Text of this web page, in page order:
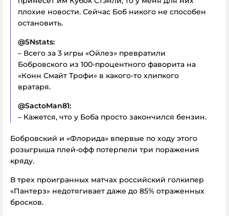
плохие новости. Сейчас Боб никого не способен
остановить.
@SNstats:
– Всего за 3 игры «Ойлез» превратили
Бобровского из 100-процентного фаворита на
«Конн Смайт Трофи» в какого-то хлипкого
вратаря.
@SactoMan81:
– Кажется, что у Боба просто закончился бензин.
Бобровский и «Флорида» впервые по ходу этого
розыгрыша плей-офф потерпели три поражения
кряду.
В трех проигранных матчах российский голкипер
«Пантерз» недотягивает даже до 85% отраженных
бросков.